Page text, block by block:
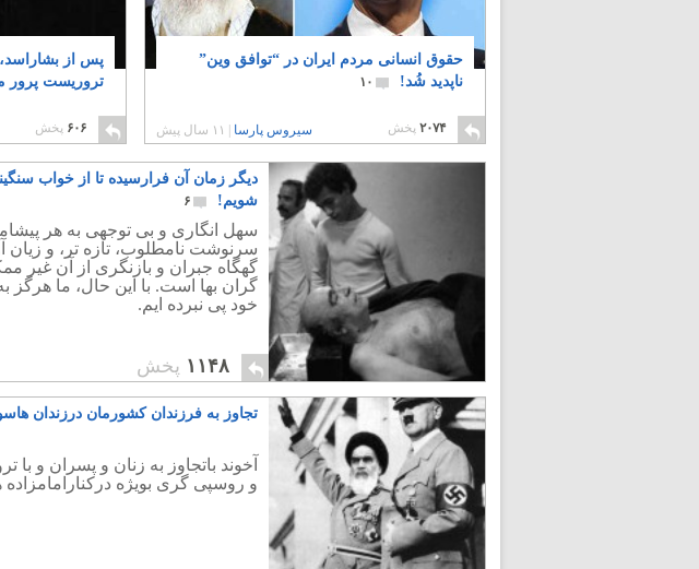
حقوق انسانی مردم ایران در “توافق وین”
ناپدید شُد!
۱۰
۲۰۷۴ پخش سیروس پارسا ۱۱ سال پیش
پس از
تروریست پرور
۶۰۶ پخش
دیگر زمان آن فرارسیده تا از خواب
شویم!
۶
سهل انگاری و بی توجهی به هر پیشامد
سرنوشت نامطلوب، تازه تر، و زیان
گهگاه جبران و بازنگری از آن غیر
گران بها است. با این حال، ما هرگز
خود پی نبرده ایم.
۱۱۴۸ پخش
تجاوز به فرزندان کشورمان درزندان
آخوند باتجاوز به زنان و پسران و
و روسپی گری بویژه